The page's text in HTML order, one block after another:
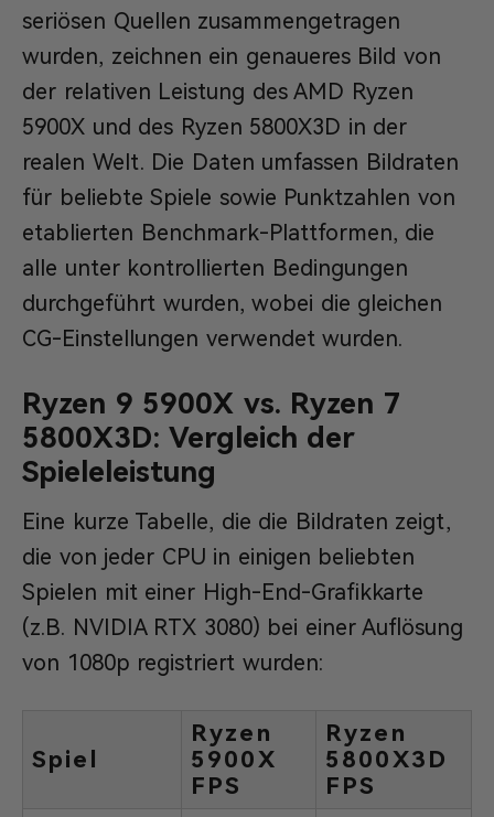
seriösen Quellen zusammengetragen
wurden, zeichnen ein genaueres Bild von
der relativen Leistung des AMD Ryzen
5900X und des Ryzen 5800X3D in der
realen Welt. Die Daten umfassen Bildraten
für beliebte Spiele sowie Punktzahlen von
etablierten Benchmark-Plattformen, die
alle unter kontrollierten Bedingungen
durchgeführt wurden, wobei die gleichen
CG-Einstellungen verwendet wurden.
Ryzen 9 5900X vs. Ryzen 7
5800X3D: Vergleich der
Spieleleistung
Eine kurze Tabelle, die die Bildraten zeigt,
die von jeder CPU in einigen beliebten
Spielen mit einer High-End-Grafikkarte
(z.B. NVIDIA RTX 3080) bei einer Auflösung
von 1080p registriert wurden:
Spiel
Ryzen
5900X
FPS
Ryzen
5800X3D
FPS